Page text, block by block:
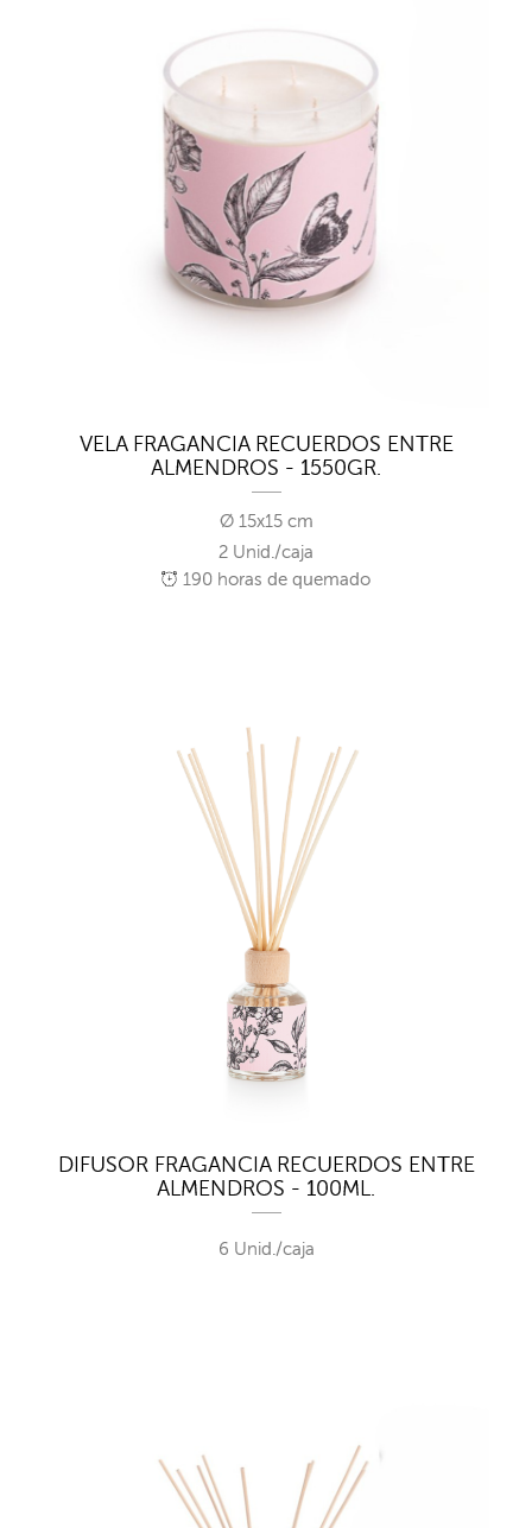
VELA FRAGANCIA RECUERDOS ENTRE
ALMENDROS - 1550GR.
Ø 15x15 cm
2 Unid./caja
190 horas de quemado
DIFUSOR FRAGANCIA RECUERDOS ENTRE
ALMENDROS - 100ML.
6 Unid./caja